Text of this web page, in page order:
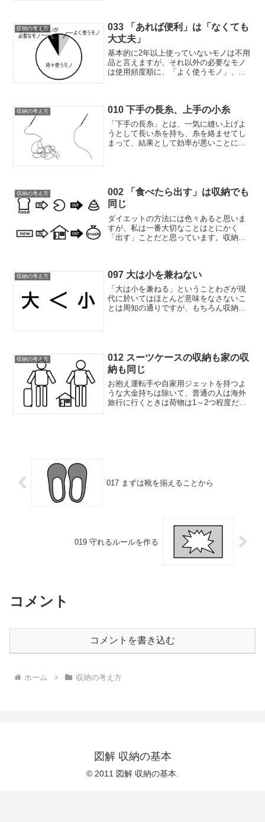
収納の考え方
033 「あれば便利」は「なくても
大丈夫」
基本的に2年以上使っていないモノは不用
品と言えますが、それ以外の必要なモノ
は使用頻度順に、「よく使うモノ」、
使うモノ」は全体のせ...
収納の考え方 010 下手の長糸、上手の小糸
「下手の長糸」とは、一気に縫い上げよ
うとして長い糸を持ち、糸を絡ませてし
まって、結果として効率が悪いことにな
収納の考え方
002 「食べたら出す」は収納でも
同じ
ダイエットの方法には色々あると思いま
すが、私は一番大切なことはとにかく
「出す」ことだと思っています。収納も
留し、これを「片付かない」...
収納の考え方 097 大は小を兼ねない
「大は小を兼ねる」ということわざが現
代に於いてはほとんど意味をなさないこ
とは周知の通りですが、もちろん収納に
収納の考え方
012 スーツケースの収納も家の収
納も同じ
お抱え運転手や自家用ジェットを持つよ
うな大金持ちは除いて、普通の人は海外
旅行に行くときは荷物は1～2つ程度だと
017 まずは靴を揃えることから
019 守れるルールを作る
コメント
コメントを書き込む
ホーム 収納の考え方
図解 収納の基本
© 2011 図解 収納の基本.